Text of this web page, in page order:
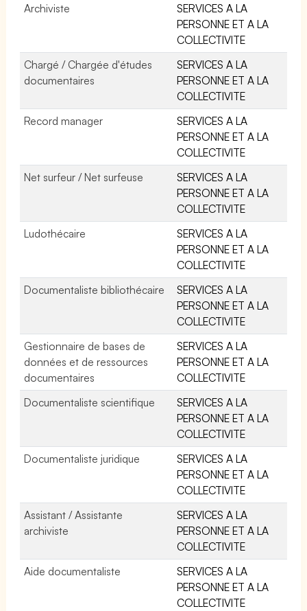
Archiviste
SERVICES A LA
PERSONNE ET A LA
COLLECTIVITE
Chargé / Chargée d'études
documentaires
SERVICES A LA
PERSONNE ET A LA
COLLECTIVITE
Record manager
SERVICES A LA
PERSONNE ET A LA
COLLECTIVITE
Net surfeur / Net surfeuse
SERVICES A LA
PERSONNE ET A LA
COLLECTIVITE
Ludothécaire
SERVICES A LA
PERSONNE ET A LA
COLLECTIVITE
Documentaliste bibliothécaire
SERVICES A LA
PERSONNE ET A LA
COLLECTIVITE
Gestionnaire de bases de
données et de ressources
documentaires
SERVICES A LA
PERSONNE ET A LA
COLLECTIVITE
Documentaliste scientifique
SERVICES A LA
PERSONNE ET A LA
COLLECTIVITE
Documentaliste juridique
SERVICES A LA
PERSONNE ET A LA
COLLECTIVITE
Assistant / Assistante
archiviste
SERVICES A LA
PERSONNE ET A LA
COLLECTIVITE
Aide documentaliste
SERVICES A LA
PERSONNE ET A LA
COLLECTIVITE